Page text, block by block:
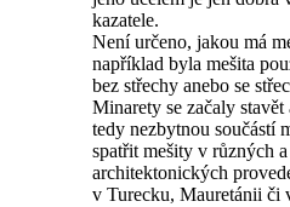
kazatele.
Není určeno, jakou má
například byla mešita
bez střechy anebo se
Minarety se začaly
tedy nezbytnou součástí
spatřit mešity v různých
architektonických
v Turecku, Mauretánii či